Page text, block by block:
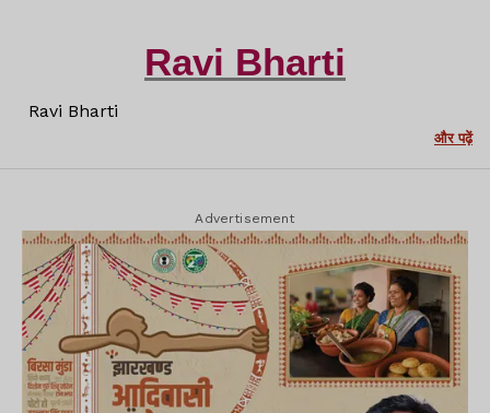
Ravi Bharti
Ravi Bharti
और पढ़ें
Advertisement